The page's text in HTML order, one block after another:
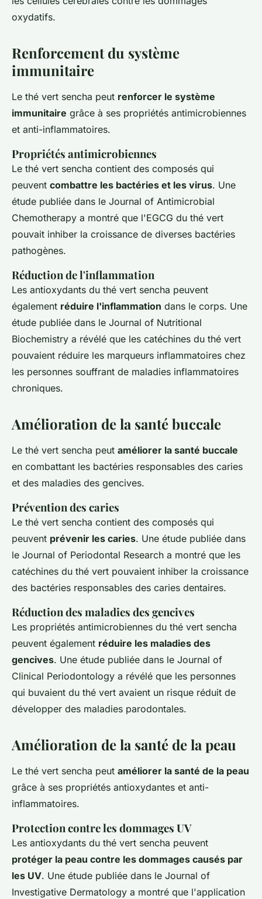
oxydatifs.
Renforcement du système
immunitaire
Le thé vert sencha peut renforcer le système
immunitaire grâce à ses propriétés antimicrobiennes
et anti-inflammatoires.
Propriétés antimicrobiennes
Le thé vert sencha contient des composés qui
peuvent combattre les bactéries et les virus. Une
étude publiée dans le Journal of Antimicrobial
Chemotherapy a montré que l'EGCG du thé vert
pouvait inhiber la croissance de diverses bactéries
pathogènes.
Réduction de l'inflammation
Les antioxydants du thé vert sencha peuvent
également réduire l'inflammation dans le corps. Une
étude publiée dans le Journal of Nutritional
Biochemistry a révélé que les catéchines du thé vert
pouvaient réduire les marqueurs inflammatoires chez
les personnes souffrant de maladies inflammatoires
chroniques.
Amélioration de la santé buccale
Le thé vert sencha peut améliorer la santé buccale
en combattant les bactéries responsables des caries
et des maladies des gencives.
Prévention des caries
Le thé vert sencha contient des composés qui
peuvent prévenir les caries. Une étude publiée dans
le Journal of Periodontal Research a montré que les
catéchines du thé vert pouvaient inhiber la croissance
des bactéries responsables des caries dentaires.
Réduction des maladies des gencives
Les propriétés antimicrobiennes du thé vert sencha
peuvent également réduire les maladies des
gencives. Une étude publiée dans le Journal of
Clinical Periodontology a révélé que les personnes
qui buvaient du thé vert avaient un risque réduit de
développer des maladies parodontales.
Amélioration de la santé de la peau
Le thé vert sencha peut améliorer la santé de la peau
grâce à ses propriétés antioxydantes et anti-
inflammatoires.
Protection contre les dommages UV
Les antioxydants du thé vert sencha peuvent
protéger la peau contre les dommages causés par
les UV. Une étude publiée dans le Journal of
Investigative Dermatology a montré que l'application